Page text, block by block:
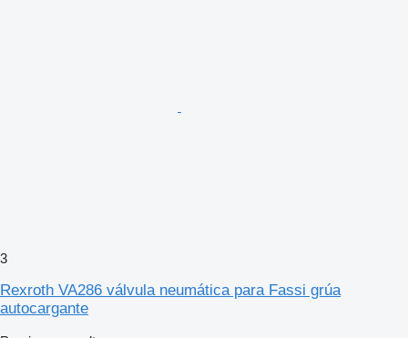
3
Rexroth VA286 válvula neumática para Fassi grúa
autocargante